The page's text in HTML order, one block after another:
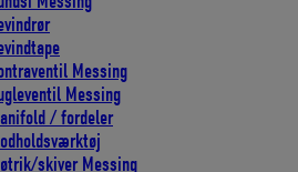
Messing
Messing
/ fordeler
skiver Messing